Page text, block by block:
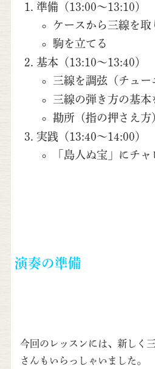
準備（13:00〜13:10）
ケースから三線を取
駒を立てる
基本（13:10〜13:40）
三線を調弦（チュー
三線の弾き方の基本
勘所（指の押さえ方
実践（13:40〜14:00）
「島人ぬ宝」にチャ
演奏の準備
今回のレッスンには、新しく
さんもいらっしゃいました。